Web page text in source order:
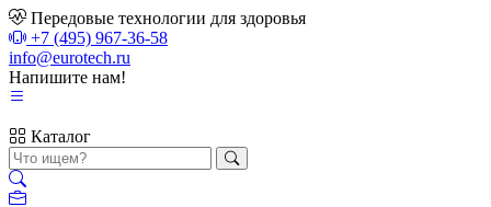
Передовые технологии для здоровья
+7 (495) 967-36-58
info@eurotech.ru
Напишите нам!
Каталог